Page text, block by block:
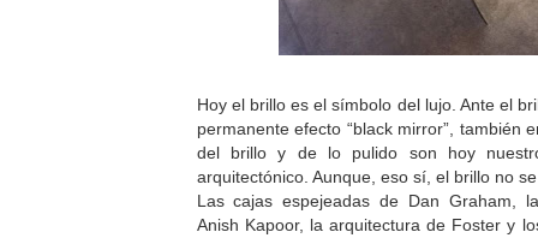
Hoy el brillo es el símbolo del lujo. Ante el
permanente efecto “black mirror”, también
del brillo y de lo pulido son hoy
arquitectónico. Aunque, eso sí, el brillo no
Las cajas espejeadas de Dan Graham,
Anish Kapoor, la arquitectura de Foster y